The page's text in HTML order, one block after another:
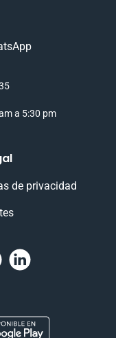
a 5:30 pm
de privacidad